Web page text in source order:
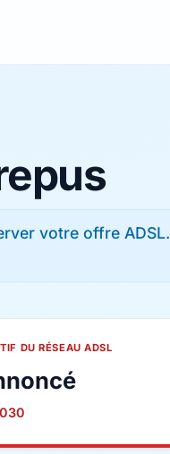
votre offre ADSL.
DU RÉSEAU ADSL